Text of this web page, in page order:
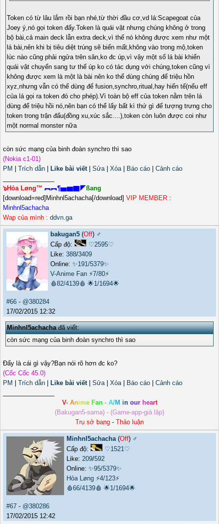
Token có từ lâu lắm rồi bạn nhé,từ thời đầu cơ,vd lá:Scapegoat của
Joey ý,nó gọi token đấy.Token là quái vật nhưng chúng không ở trong
bộ bài,cả main deck lẫn extra deck,vì thế nó không được xem như một
lá bài,nên khi bị tiêu diệt trúng sẽ biến mất,không vào trong mộ,token
lúc nào cũng phải ngửa trên sân,ko đc úp,vì vậy một số lá bài khiến
quái vật chuyển sang tư thế úp ko có tác dụng với chúng,token cũng vì
không được xem là một là bài nên ko thể dùng chúng để triệu hồn
xyz,nhưng vẫn có thể dùng để fusion,synchro,ritual,hay hiến tế(nếu eff
của lá gọi ra token đó cho phép).Vì toàn bộ eff của token nằm trên lá
dùng để triệu hồi nó,nên bạn có thể lấy bất kì thứ gì để tượng trưng cho
token trong trận đấu(đồng xu,xúc sắc....),token còn luôn được coi như
một normal monster nữa
còn sức mạng của binh đoàn synchro thì sao
(Nokia c1-01)
PM
Trích dẫn Like bài viết| Sửa| Xóa| Báo cáo
Cảnh cáo
๖Hỏa Løng™ ︻︻¶▅▆▇◤ßang
[download=red]Minhnl5achacha[/download] VIP MEMBER :
Minhnl5achacha
Wap của mình : ddvn.ga
bakugan5(Off) ♂️
Cấp độ:
♡2595♡
Like: 388/3409
Online: ✨191/5379✨
V-Anime Fan ⚡7/80⚡
🩸82/4139🩸 🌟1/1694🌟
#66 - @380284
17/02/2015 12:32
Minhnl5achachađã viết:
còn sức mạng của binh đoàn synchro thì sao
Đấy là cái gì vậy?Bạn nói rõ hơn đc ko?
(Cốc Cốc 45.0)
PM
Trích dẫn Like bài viết| Sửa| Xóa| Báo cáo
Cảnh cáo
V- Anime Fan - A/M in our heart
(Bakugan5-sama) - (Game-app-giả lập)
Trụ sở bang - Thảo luận
Minhnl5achacha(Off) ♂️
Cấp độ:
♡1521♡
Like: 209/592
Online: ✨95/5379✨
Hỏa Løng ⚡4/123⚡
🩸66/4139🩸 🌟1/1694🌟
#67 - @380286
17/02/2015 12:42